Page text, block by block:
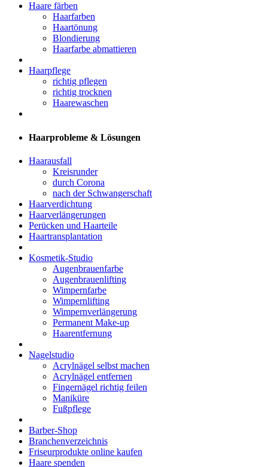
Haare färben
Haarfarben
Haartönung
Blondierung
Haarfarbe abmattieren
Haarpflege
richtig pflegen
richtig trocknen
Haarewaschen
Haarprobleme & Lösungen
Haarausfall
Kreisrunder
durch Corona
nach der Schwangerschaft
Haarverdichtung
Haarverlängerungen
Perücken und Haarteile
Haartransplantation
Kosmetik-Studio
Augenbrauenfarbe
Augenbrauenlifting
Wimpernfarbe
Wimpernlifting
Wimpernverlängerung
Permanent Make-up
Haarentfernung
Nagelstudio
Acrylnägel selbst machen
Acrylnägel entfernen
Fingernägel richtig feilen
Maniküre
Fußpflege
Barber-Shop
Branchenverzeichnis
Friseurprodukte online kaufen
Haare spenden